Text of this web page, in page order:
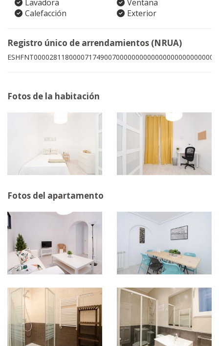
Lavadora
Ventana
Calefacción
Exterior
Registro único de arrendamientos (NRUA)
ESHFNT00002811800007174900700000000000000000000000009
Fotos de la habitación
Fotos del apartamento